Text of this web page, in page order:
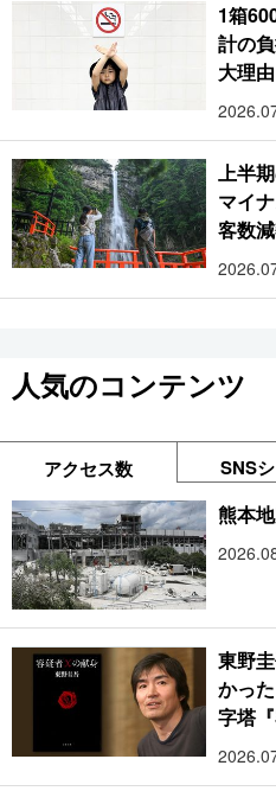
1箱
計の
大理由
上半
マイ
客数
人気のコンテンツ
アクセス数 SNS
熊本
東野
かっ
字塔